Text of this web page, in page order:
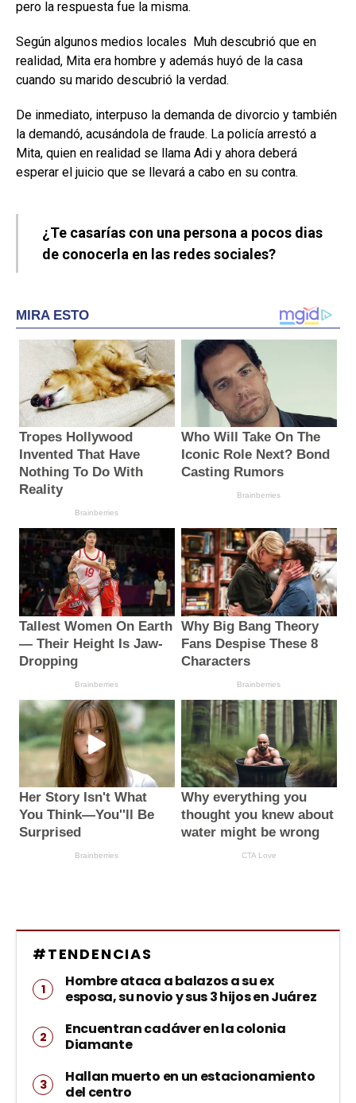
pero la respuesta fue la misma.
Según algunos medios locales Muh descubrió que en
realidad, Mita era hombre y además huyó de la casa
cuando su marido descubrió la verdad.
De inmediato, interpuso la demanda de divorcio y también
la demandó, acusándola de fraude. La policía arrestó a
Mita, quien en realidad se llama Adi y ahora deberá
esperar el juicio que se llevará a cabo en su contra.
¿Te casarías con una persona a pocos dias
de conocerla en las redes sociales?
#TENDENCIAS
Hombre ataca a balazos a su ex
esposa, su novio y sus 3 hijos en Juárez
Encuentran cadáver en la colonia
Diamante
Hallan muerto en un estacionamiento
del centro